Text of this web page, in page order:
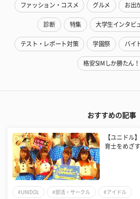
ファッション・コスメ グルメ お出
診断 特集 大学生インタビ
テスト・レポート対策 学園祭 バイ
格安SIMしか勝たん！
おすすめの記事
【ユニドル
育士をめざ
#UNIDOL #部活・サークル #アイドル